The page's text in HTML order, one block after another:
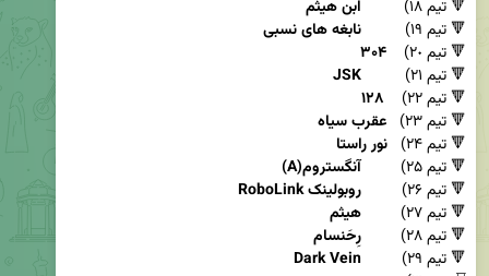
🔻 تیم ۱۸)
ابن هیثم
🔻 تیم ۱۹)
نابغه های نسبی
🔻 تیم ۲٠)
۳۰۴
🔻 تیم ۲۱)
JSK
🔻 تیم ۲۲)
۱۲۸
🔻 تیم ۲۳)
عقرب سیاه
🔻 تیم ۲۴)
نور راستا
🔻 تیم ۲۵)
آنگستروم(A)
🔻 تیم ۲۶)
روبولینک RoboLink
🔻 تیم ۲۷)
هیثم
🔻 تیم ۲۸)
رِحَنسام
🔻 تیم ۲۹)
Dark Vein